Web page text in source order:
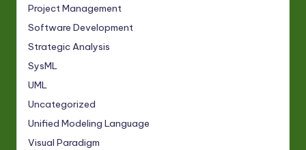
Project Management
Software Development
Strategic Analysis
SysML
UML
Uncategorized
Unified Modeling Language
Visual Paradigm